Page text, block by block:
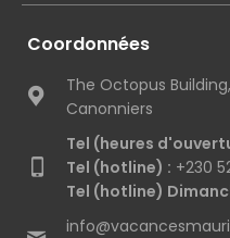
Coordonnées
The Octopus
Canonniers
Tel (heures
Tel (hotline) : +230
Tel (hotline)